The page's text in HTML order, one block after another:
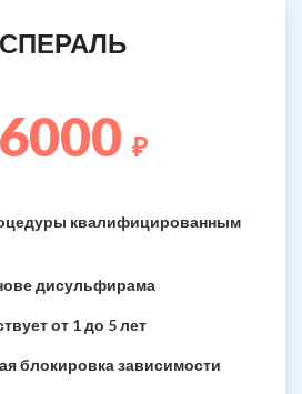
6000 ₽
квалифицированным
дисульфирама
от 1 до 5 лет
блокировка зависимости